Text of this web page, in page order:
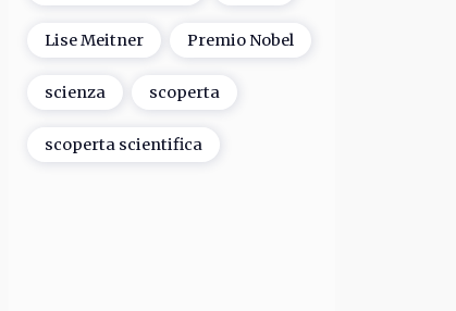
Lise Meitner Premio Nobel
scienza scoperta
scoperta scientifica